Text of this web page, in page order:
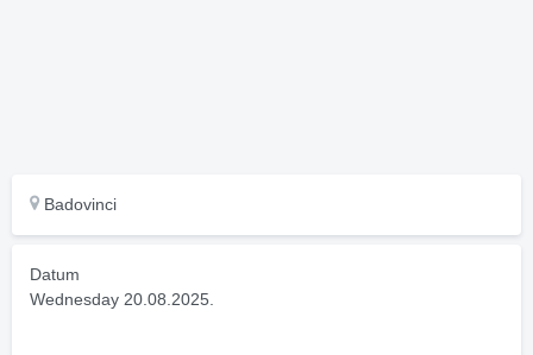
Badovinci
Datum
Wednesday 20.08.2025.